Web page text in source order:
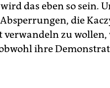
das eben so sein.
die
verwandeln zu
ihre